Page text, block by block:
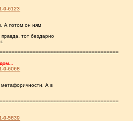
0-6123
А потом он ням
тот бездарно
0-6068
метафоричности. А в
0-5839